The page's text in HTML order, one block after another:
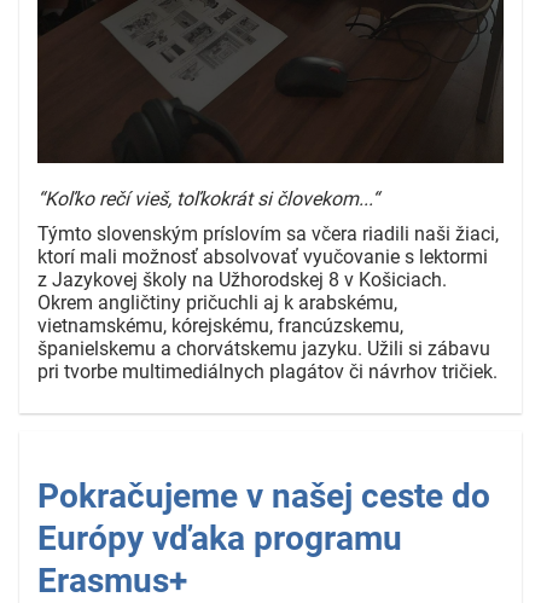
“Koľko rečí vieš, toľkokrát si človekom...“
Týmto slovenským príslovím sa včera riadili naši žiaci,
ktorí mali možnosť absolvovať vyučovanie s lektormi
z Jazykovej školy na Užhorodskej 8 v Košiciach.
Okrem angličtiny pričuchli aj k arabskému,
vietnamskému, kórejskému, francúzskemu,
španielskemu a chorvátskemu jazyku. Užili si zábavu
pri tvorbe multimediálnych plagátov či návrhov tričiek.
Pokračujeme v našej ceste do
Európy vďaka programu
Erasmus+